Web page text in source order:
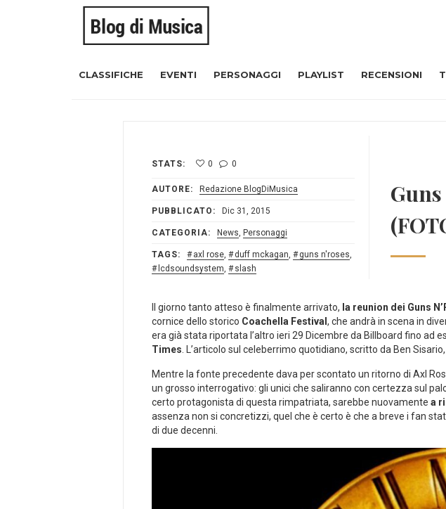
CLASSIFICHE EVENTI PERSONAGGI PLAYLIST RECENSIONI
STATS: 0 0
AUTORE: Redazione BlogDiMusica
PUBBLICATO: Dic 31, 2015
CATEGORIA: News, Personaggi
TAGS: axl rose, duff mckagan, guns n'roses,
lcdsoundsystem, slash
Il giorno tanto atteso è finalmente arrivato, la reunion dei Guns
cornice dello storico Coachella Festival , che andrà in scena in
era già stata riportata l’altro ieri 29 Dicembre da Billboard fino ad
Times. L’articolo sul celeberrimo quotidiano, scritto da Ben
Mentre la fonte precedente dava per scontato un ritorno di Axl
un grosso interrogativo: gli unici che saliranno con certezza sul
certo protagonista di questa rimpatriata, sarebbe nuovamente a
assenza non si concretizzi, quel che è certo è che a breve i fan
di due decenni.